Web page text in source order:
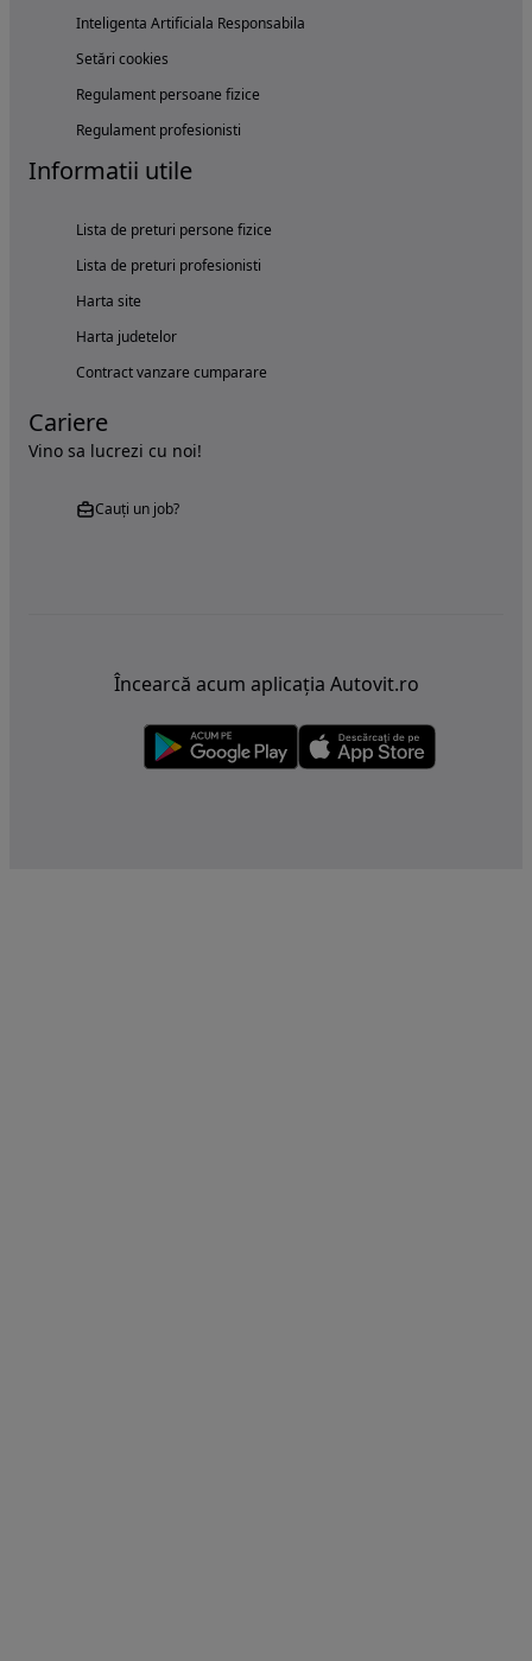
Inteligenta Artificiala Responsabila
Setări cookies
Regulament persoane fizice
Regulament profesionisti
Informatii utile
Lista de preturi persone fizice
Lista de preturi profesionisti
Harta site
Harta judetelor
Contract vanzare cumparare
Cariere
Vino sa lucrezi cu noi!
Cauți un job?
Încearcă acum aplicația Autovit.ro